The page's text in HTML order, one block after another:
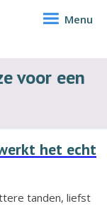
Menu
voor een
het echt
tanden, liefst